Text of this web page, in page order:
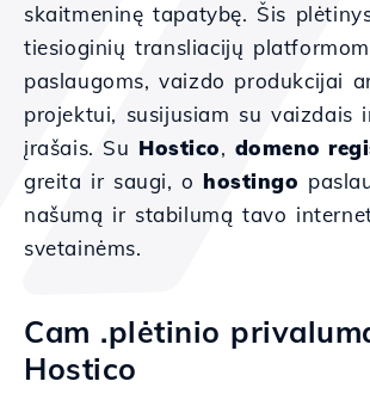
skaitmeninę tapatybę. Šis
tiesioginių transliacijų
paslaugoms, vaizdo produkcijai
projektui, susijusiam su vaizdais
įrašais. Su Hostico, domeno
greita ir saugi, o hostingo
našumą ir stabilumą tavo
svetainėms.
Cam .plėtinio
Hostico